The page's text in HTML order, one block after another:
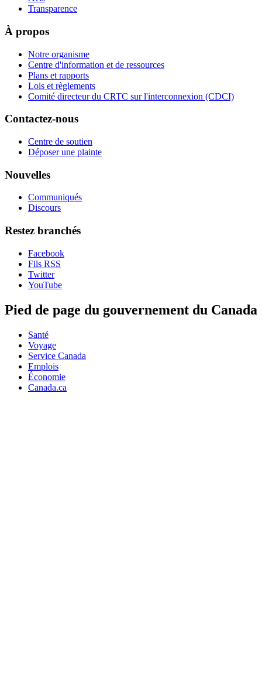
Transparence
À propos
Notre organisme
Centre d'information et de ressources
Plans et rapports
Lois et règlements
Comité directeur du CRTC sur l'interconnexion (CDCI)
Contactez-nous
Centre de soutien
Déposer une plainte
Nouvelles
Communiqués
Discours
Restez branchés
Facebook
Fils RSS
Twitter
YouTube
Pied de page du gouvernement du Canada
Santé
Voyage
Service Canada
Emplois
Économie
Canada.ca